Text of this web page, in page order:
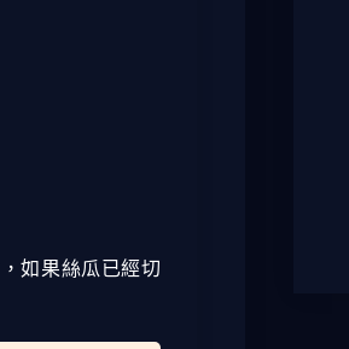
如果絲瓜已經切